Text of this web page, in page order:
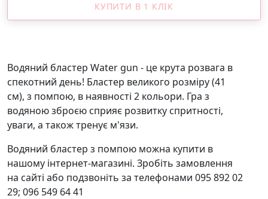
КУПИТИ В 1 КЛІК
Водяний бластер Water gun - це крута розвага в
спекотний день! Бластер великого розміру (41
см), з помпою, в наявності 2 кольори. Гра з
водяною зброєю сприяє розвитку спритності,
уваги, а також тренує м'язи.
Водяний бластер з помпою можна купити в
нашому інтернет-магазині. Зробіть замовлення
на сайті або подзвоніть за телефонами 095 892 02
29; 096 549 64 41